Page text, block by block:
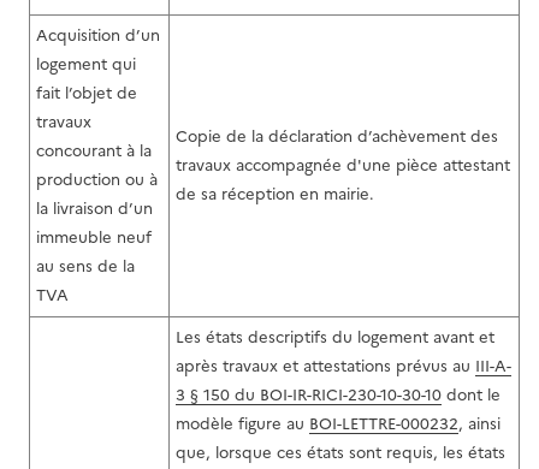
Acquisition d’un
logement qui
fait l’objet de
travaux
concourant à la
production ou à
la livraison d’un
immeuble neuf
au sens de la
TVA
Copie de la déclaration d’achèvement des
travaux accompagnée d'une pièce attestant
de sa réception en mairie.
Les états descriptifs du logement avant et
après travaux et attestations prévus au III-A-
3 § 150 du BOI-IR-RICI-230-10-30-10 dont le
modèle figure au BOI-LETTRE-000232, ainsi
que, lorsque ces états sont requis, les états